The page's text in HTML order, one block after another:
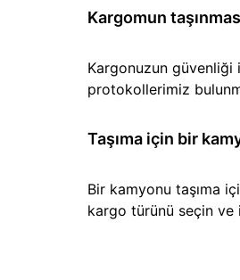
Kargomun
Kargonuzun güvenliği
protokollerimiz
Taşıma için bir
Bir kamyonu taşıma
kargo türünü seçin ve